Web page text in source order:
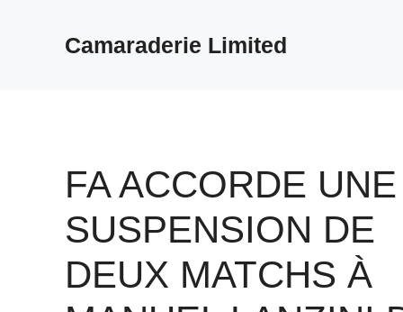
Camaraderie Limited
FA ACCORDE UNE
SUSPENSION DE
DEUX MATCHS À